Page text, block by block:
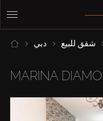
دبي شقق للبيع